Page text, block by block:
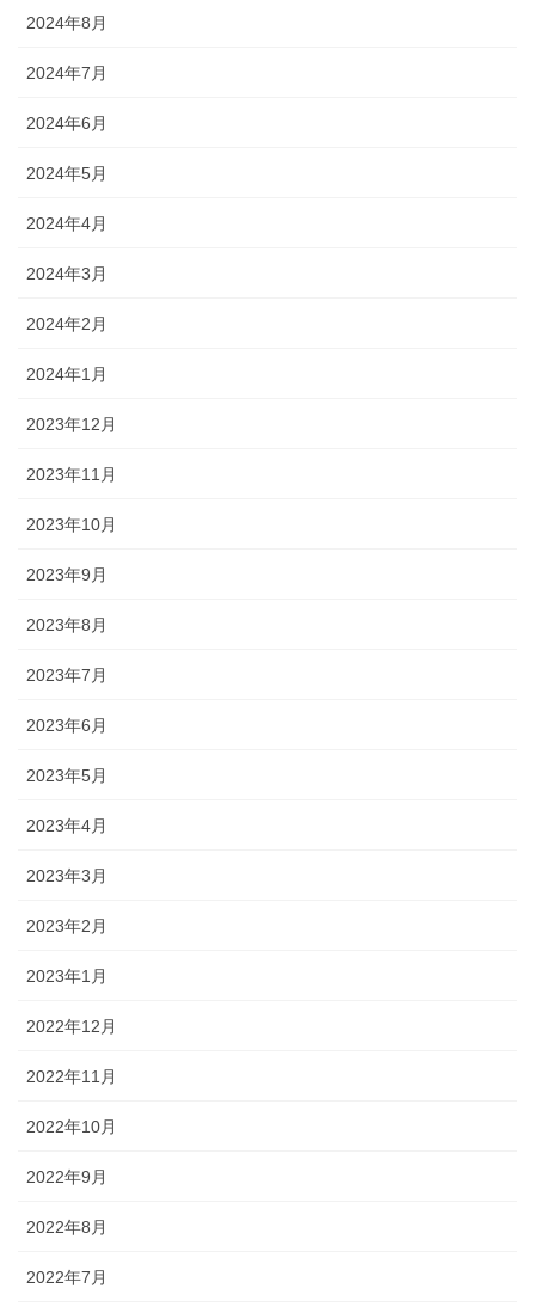
2024年8月
2024年7月
2024年6月
2024年5月
2024年4月
2024年3月
2024年2月
2024年1月
2023年12月
2023年11月
2023年10月
2023年9月
2023年8月
2023年7月
2023年6月
2023年5月
2023年4月
2023年3月
2023年2月
2023年1月
2022年12月
2022年11月
2022年10月
2022年9月
2022年8月
2022年7月